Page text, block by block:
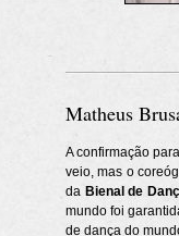
Matheus
A confirmação
veio, mas o
da Bienal de
mundo foi
de dança do